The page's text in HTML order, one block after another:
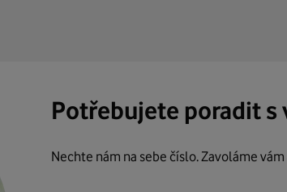
Potřebujete poradit s
Nechte nám na sebe číslo. Zavoláme